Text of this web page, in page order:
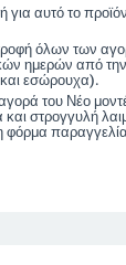
αυτό το
όλων των
ημερών από
εσώρουχα).
του Νέο
και στρογγυλή
φόρμα